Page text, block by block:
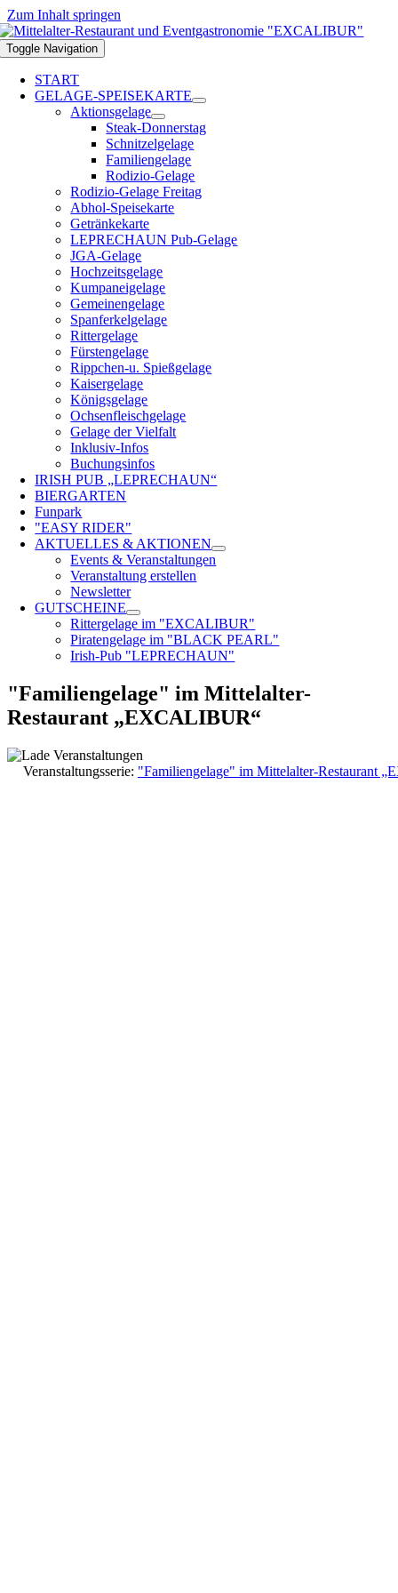
Zum Inhalt springen
Toggle Navigation
START
GELAGE-SPEISEKARTE
Aktionsgelage
Steak-Donnerstag
Schnitzelgelage
Familiengelage
Rodizio-Gelage
Rodizio-Gelage Freitag
Abhol-Speisekarte
Getränkekarte
LEPRECHAUN Pub-Gelage
JGA-Gelage
Hochzeitsgelage
Kumpaneigelage
Gemeinengelage
Spanferkelgelage
Rittergelage
Fürstengelage
Rippchen-u. Spießgelage
Kaisergelage
Königsgelage
Ochsenfleischgelage
Gelage der Vielfalt
Inklusiv-Infos
Buchungsinfos
IRISH PUB „LEPRECHAUN“
BIERGARTEN
Funpark
"EASY RIDER"
AKTUELLES & AKTIONEN
Events & Veranstaltungen
Veranstaltung erstellen
Newsletter
GUTSCHEINE
Rittergelage im "EXCALIBUR"
Piratengelage im "BLACK PEARL"
Irish-Pub "LEPRECHAUN"
"Familiengelage" im Mittelalter-
Restaurant „EXCALIBUR“
Veranstaltungsserie: "Familiengelage" im Mittelalter-Restaurant